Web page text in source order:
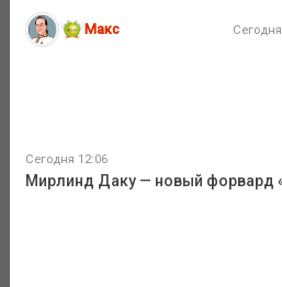
Макс
Сегодня 12:06
Мирлинд Даку — новый форвард